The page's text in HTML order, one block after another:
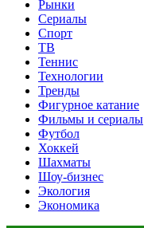
Рынки
Сериалы
Спорт
ТВ
Теннис
Технологии
Тренды
Фигурное катание
Фильмы и сериалы
Футбол
Хоккей
Шахматы
Шоу-бизнес
Экология
Экономика